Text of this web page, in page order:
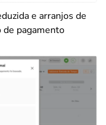
e arranjos de
de pagamento